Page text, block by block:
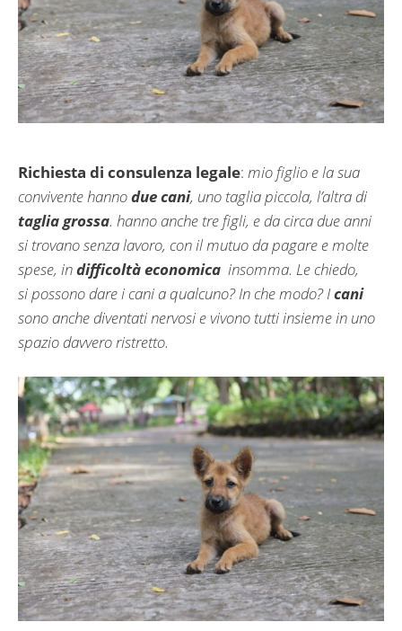
Richiesta di consulenza legale: mio figlio e la sua
convivente hannodue cani, uno taglia piccola, l’altra di
taglia grossa. hanno anche tre figli, e da circa due anni
si trovano senza lavoro, con il mutuo da pagare e molte
spese, indifficoltà economica insomma. Le chiedo,
si possono dare i cani a qualcuno? In che modo? Icani
sono anche diventati nervosi e vivono tutti insieme in uno
spazio davvero ristretto.